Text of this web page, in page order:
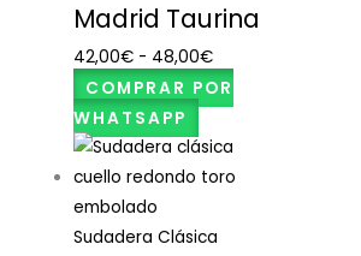
Madrid Taurina
42,00€ - 48,00€
COMPRAR POR
WHATSAPP
Sudadera Clásica